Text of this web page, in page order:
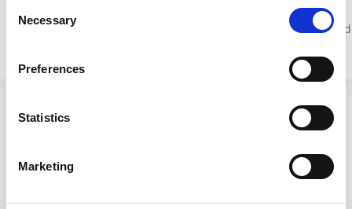
Selection
Necessary
Preferences
Statistics
Marketing
Lindrer
symptomer ved